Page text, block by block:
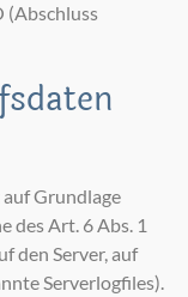
(Abschluss
Grundlage
des Art. 6 Abs. 1
den Server, auf
Serverlogfiles).